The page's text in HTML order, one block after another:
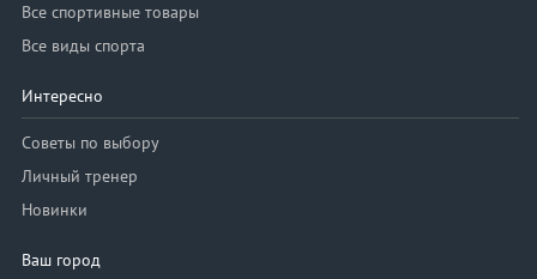
Все спортивные товары
Все виды спорта
Интересно
Советы по выбору
Личный тренер
Новинки
Ваш город